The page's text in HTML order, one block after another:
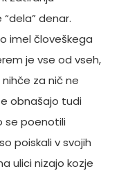
denar.
imel človeškega
je vse od vseh,
za nič ne
obnašajo tudi
se poenotili
poiskali v svojih
ulici nizajo kozje